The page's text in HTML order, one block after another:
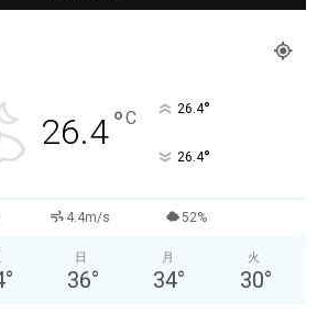
26.4°C 26.4°
26.4°
4.4m/s 52%
°
日
36°
月
34°
火
30°